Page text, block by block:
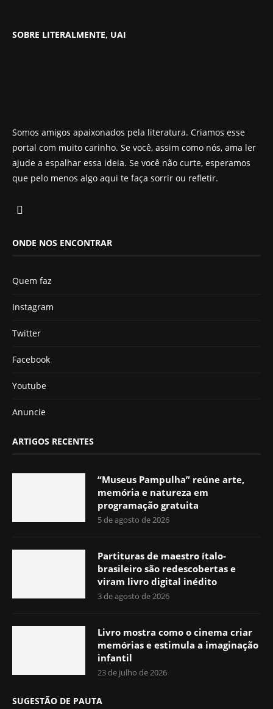
SOBRE LITERALMENTE, UAI
Somos amigos apaixonados pela literatura. Criamos esse
portal com muito carinho. Se você, assim como nós, ama ler
ajude a espalhar essa ideia. Se você não curte, esperamos
que pelo menos algo aqui te faça sorrir ou refletir.
ONDE NOS ENCONTRAR
Quem faz
Instagram
Twitter
Facebook
Youtube
Anuncie
ARTIGOS RECENTES
“Museus Pampulha” reúne arte,
memória e natureza em
programação gratuita
5 de agosto de 2026
Partituras de maestro ítalo-
brasileiro são redescobertas e
viram livro digital inédito
3 de agosto de 2026
Livro mostra como o cinema criar
memórias e estimula a imaginação
infantil
23 de julho de 2026
SUGESTÃO DE PAUTA